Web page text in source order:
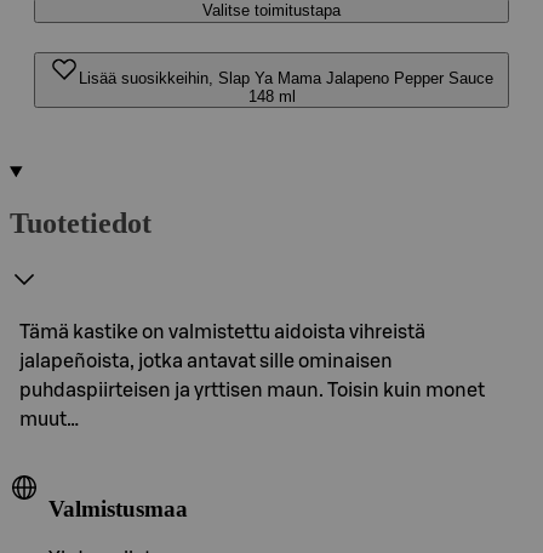
Valitse toimitustapa
Lisää suosikkeihin, Slap Ya Mama Jalapeno Pepper Sauce
148 ml
Tuotetiedot
Tämä kastike on valmistettu aidoista vihreistä
jalapeñoista, jotka antavat sille ominaisen
puhdaspiirteisen ja yrttisen maun. Toisin kuin monet
muut…
Valmistusmaa